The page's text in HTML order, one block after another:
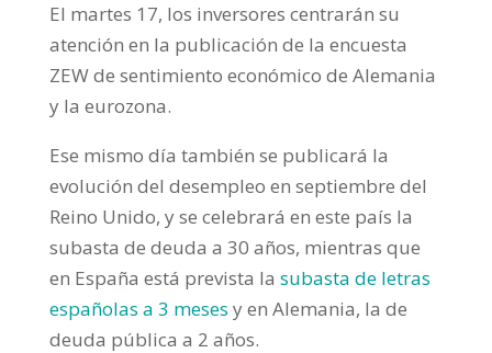
El martes 17, los inversores centrarán su
atención en la publicación de la encuesta
ZEW de sentimiento económico de Alemania
y la eurozona.
Ese mismo día también se publicará la
evolución del desempleo en septiembre del
Reino Unido, y se celebrará en este país la
subasta de deuda a 30 años, mientras que
en España está prevista la subasta de letras
españolas a 3 meses y en Alemania, la de
deuda pública a 2 años.